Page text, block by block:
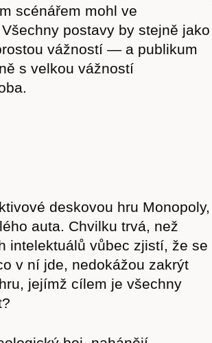
scénářem mohl ve
postavy by stejně jako
vážností — a publikum
s velkou vážností
deskovou hru Monopoly,
auta. Chvilku trvá, než
intelektuálů vůbec zjistí, že se
v ní jde, nedokážou zakrýt
jejímž cílem je všechny